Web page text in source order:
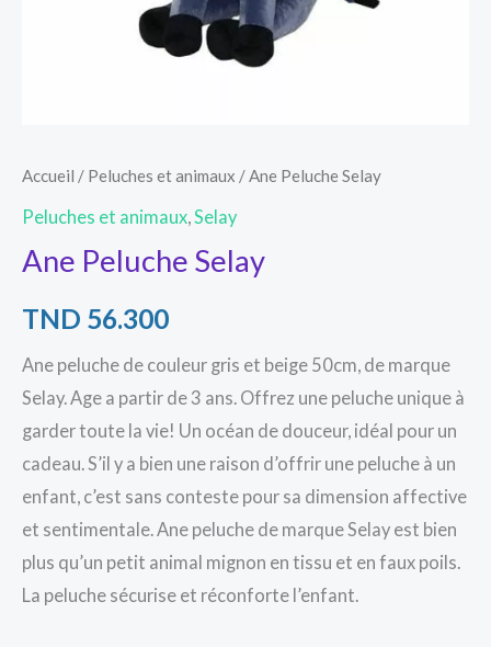
Accueil / Peluches et animaux / Ane Peluche Selay
Peluches et animaux Selay
Ane Peluche Selay
TND 56.300
Ane peluche de couleur gris et beige 50cm, de marque
Selay. Age a partir de 3 ans. Offrez une peluche unique à
garder toute la vie! Un océan de douceur, idéal pour un
cadeau. S’il y a bien une raison d’offrir une peluche à un
enfant, c’est sans conteste pour sa dimension affective
et sentimentale. Ane peluche de marque Selay est bien
plus qu’un petit animal mignon en tissu et en faux poils.
La peluche sécurise et réconforte l’enfant.